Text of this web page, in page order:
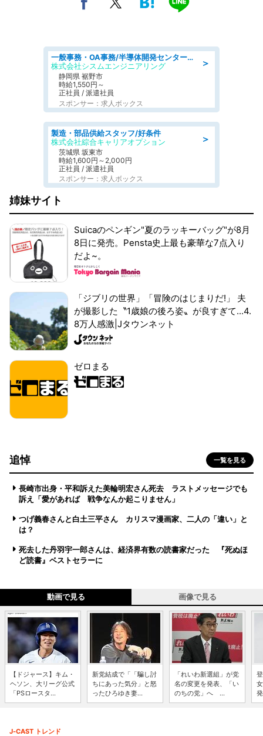
＞
一般事務・OA事務/半導体開発センター内で事務&軽作業スタッフ、募集
株式会社シスムエンジニアリング
静岡県 裾野市
時給1,550円～
正社員 / 派遣社員
スポンサー：求人ボックス
＞
製造・部品供給スタッフ/好条件
株式会社綜合キャリアオプション
茨城県 坂東市
時給1,600円～2,000円
正社員 / 派遣社員
スポンサー：求人ボックス
姉妹サイト
Suicaのペンギン"夏のラッキーバッグ"が8月
8日に発売。Pensta史上最も豪華な7点入り
だよ~。
「ジブリの世界」「冒険のはじまりだ!」 夫
が撮影した〝1歳娘の後ろ姿〟が良すぎて...4.
8万人感激|Jタウンネット
ゼロまる
追悼 一覧を見る
長崎市出身・平和訴えた美輪明宏さん死去 ラストメッセージでも
訴え「愛があれば 戦争なんか起こりません」
つげ義春さんと白土三平さん カリスマ漫画家、二人の「違い」と
は？
死去した丹羽宇一郎さんは、経済界有数の読書家だった 『死ぬほ
ど読書』ベストセラーに
動画で見る 画像で見る
【ドジャース】キム・
ヘソン、大リーグ公式
「PSロースタ...
新党結成で「「騙し討
ちにあった気分」と怒
ったひろゆき妻...
「れいわ新選組」が党
名の変更を発表、「い
のちの党」へ ...
J-CAST トレンド